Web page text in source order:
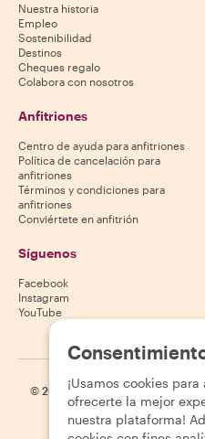
Nuestra historia
Empleo
Sostenibilidad
Destinos
Cheques regalo
Colabora con nosotros
Anfitriones
Centro de ayuda para anfitriones
Política de cancelación para
anfitriones
Términos y condiciones para
anfitriones
Conviértete en anfitrión
Síguenos
Facebook
Instagram
YouTube
© 2026 Withlocals.com | Política
¡Usamos cookies
ofrecerte la mejor
nuestra plataforma!